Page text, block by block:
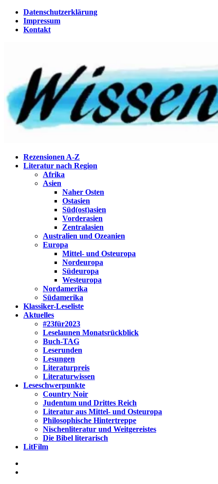
Zum
Inhalt
springen
Datenschutzerklärung
Impressum
Kontakt
Wissenstagebuch
Eine Gabel für die Suppe der Weisheit
Rezensionen A-Z
Literatur nach Region
Afrika
Asien
Naher Osten
Ostasien
Süd(ost)asien
Vorderasien
Zentralasien
Australien und Ozeanien
Europa
Mittel- und Osteuropa
Nordeuropa
Südeuropa
Westeuropa
Nordamerika
Südamerika
Klassiker-Leseliste
Aktuelles
#23für2023
Leselaunen Monatsrückblick
Buch-TAG
Leserunden
Lesungen
Literaturpreis
Literaturwissen
Leseschwerpunkte
Country Noir
Judentum und Drittes Reich
Literatur aus Mittel- und Osteuropa
Philosophische Hintertreppe
Nischenliteratur und Weitgereistes
Die Bibel literarisch
LitFilm